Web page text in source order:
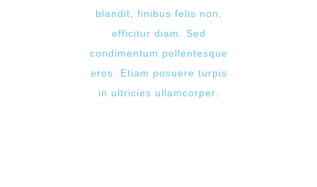
blandit, finibus felis non,
efficitur diam. Sed
condimentum pellentesque
eros. Etiam posuere turpis
in ultricies ullamcorper.